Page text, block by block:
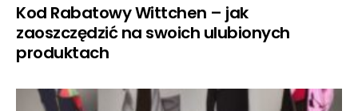
Kod Rabatowy Wittchen – jak
zaoszczędzić na swoich ulubionych
produktach